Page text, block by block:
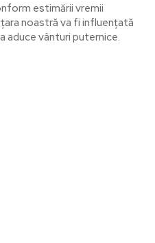
estimării vremii
noastră va fi influențată
aduce vânturi puternice.